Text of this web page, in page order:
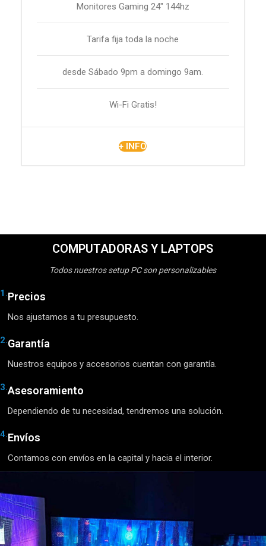
Monitores Gaming 24" 144hz
Tarifa fija toda la noche
desde Sábado 9pm a domingo 9am.
Wi-Fi Gratis!
+ INFO
COMPUTADORAS Y LAPTOPS
Todos nuestros setup PC son personalizables
1.Precios
Nos ajustamos a tu presupuesto.
2.Garantía
Nuestros equipos y accesorios cuentan con garantía.
3.Asesoramiento
Dependiendo de tu necesidad, tendremos una solución.
4.Envíos
Contamos con envíos en la capital y hacia el interior.